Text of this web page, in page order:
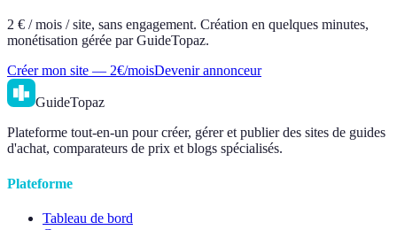
2 € / mois / site, sans engagement. Création en quelques minutes,
monétisation gérée par GuideTopaz.
Créer mon site — 2€/moisDevenir annonceur
GuideTopaz
Plateforme tout-en-un pour créer, gérer et publier des sites de guides
d'achat, comparateurs de prix et blogs spécialisés.
Plateforme
Tableau de bord